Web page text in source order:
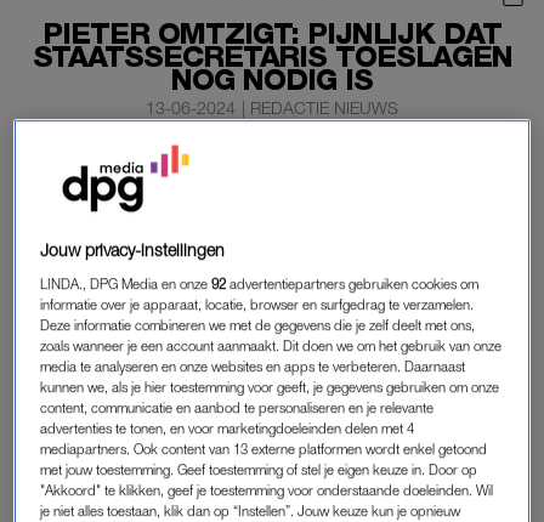
PIETER OMTZIGT: PIJNLIJK DAT
STAATSSECRETARIS TOESLAGEN
NOG NODIG IS
13-06-2024 | REDACTIE NIEUWS
NSC-leider Pieter Omtzigt vindt het “pijnlijk” dat ook in
het nieuwe kabinet een staatssecretaris nodig is die
rond de kinderopvangtoeslag. Juist de gedupeerden die
het zwaarst getroffen zijn, wachten vaak nog altijd op
herstel, benadrukt hij in een Kamerdebat over de
kwestie.
In het hoofdlijnenakkoord tussen PVV, VVD, NSC en BBB zijn
geen gedetailleerde afspraken gemaakt over hoe het verder
moet met het toeslagenherstel.
Jouw privacy-instellingen
LINDA., DPG Media en onze92 advertentiepartners gebruiken cookies om
informatie over je apparaat, locatie, browser en surfgedrag te verzamelen.
Deze informatie combineren we met de gegevens die je zelf deelt met ons,
zoals wanneer je een account aanmaakt. Dit doen we om het gebruik van onze
media te analyseren en onze websites en apps te verbeteren. Daarnaast
kunnen we, als je hier toestemming voor geeft, je gegevens gebruiken om onze
content, communicatie en aanbod te personaliseren en je relevante
advertenties te tonen, en voor marketingdoeleinden delen met 4
mediapartners. Ook content van 13 externe platformen wordt enkel getoond
met jouw toestemming. Geef toestemming of stel je eigen keuze in. Door op
"Akkoord" te klikken, geef je toestemming voor onderstaande doeleinden. Wil
je niet alles toestaan, klik dan op “Instellen”. Jouw keuze kun je opnieuw